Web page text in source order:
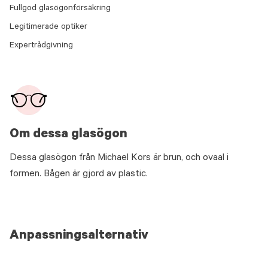
Om dessa glasögon
Dessa glasögon från Michael Kors är brun, och ovaal i
formen. Bågen är gjord av plastic.
Fullgod glasögonförsäkring
Legitimerade optiker
Expertrådgivning
Anpassningsalternativ